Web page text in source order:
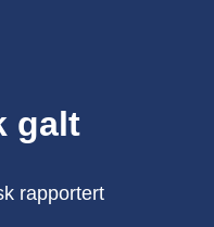
galt
rapportert